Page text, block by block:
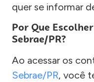
quer se informar
Por Que
Sebrae/PR?
Ao acessar os
Sebrae/PR, você